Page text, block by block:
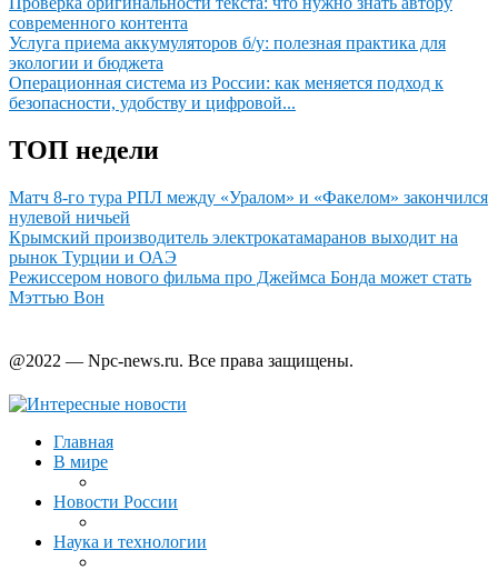
современного контента
Услуга приема аккумуляторов б/у: полезная практика для
экологии и бюджета
Операционная система из России: как меняется подход к
безопасности, удобству и цифровой...
ТОП недели
Матч 8-го тура РПЛ между «Уралом» и «Факелом» закончился
нулевой ничьей
Крымский производитель электрокатамаранов выходит на
рынок Турции и ОАЭ
Режиссером нового фильма про Джеймса Бонда может стать
Мэттью Вон
@2022 — Npc-news.ru. Все права защищены.
Главная
В мире
Новости России
Наука и технологии